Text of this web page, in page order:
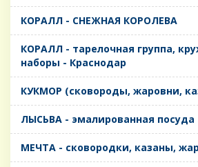
КОРАЛЛ - СНЕЖНАЯ КОРОЛЕВА
КОРАЛЛ - тарелочная группа,
наборы - Краснодар
КУКМОР (сковороды, жаровни,
ЛЫСЬВА - эмалированная посуда
МЕЧТА - сковородки, казаны,